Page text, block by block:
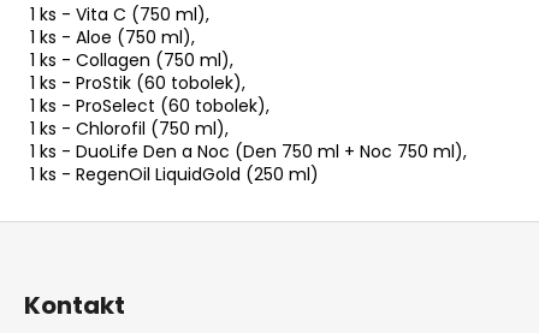
1 ks - Vita C (750 ml),
1 ks - Aloe (750 ml),
1 ks - Collagen (750 ml),
1 ks - ProStik (60 tobolek),
1 ks - ProSelect (60 tobolek),
1 ks - Chlorofil (750 ml),
1 ks - DuoLife Den a Noc (Den 750 ml + Noc 750 ml),
1 ks - RegenOil LiquidGold (250 ml)
Z
Kontakt